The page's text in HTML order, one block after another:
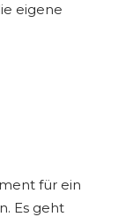
eigene
für ein
Es geht